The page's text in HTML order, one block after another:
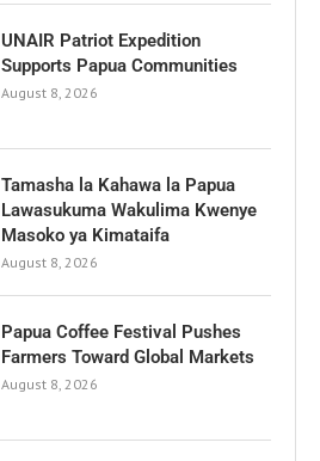
UNAIR Patriot Expedition
Supports Papua Communities
August 8, 2026
Tamasha la Kahawa la Papua
Lawasukuma Wakulima Kwenye
Masoko ya Kimataifa
August 8, 2026
Papua Coffee Festival Pushes
Farmers Toward Global Markets
August 8, 2026